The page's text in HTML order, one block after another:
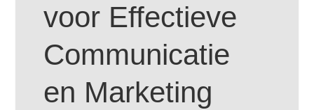
voor Effectieve
Communicatie
en Marketing